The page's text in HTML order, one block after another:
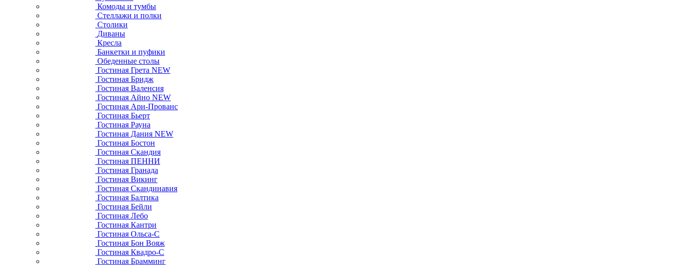
Комоды и тумбы
Стеллажи и полки
Столики
Диваны
Кресла
Банкетки и пуфики
Обеденные столы
Гостиная Грета NEW
Гостиная Бридж
Гостиная Валенсия
Гостиная Айно NEW
Гостиная Ари-Прованс
Гостиная Бьерт
Гостиная Рауна
Гостиная Дания NEW
Гостиная Бостон
Гостиная Скандия
Гостиная ПЕННИ
Гостиная Гранада
Гостиная Викинг
Гостиная Скандинавия
Гостиная Балтика
Гостиная Бейли
Гостиная Лебо
Гостиная Кантри
Гостиная Ольса-С
Гостиная Бон Вояж
Гостиная Квадро-С
Гостиная Брамминг